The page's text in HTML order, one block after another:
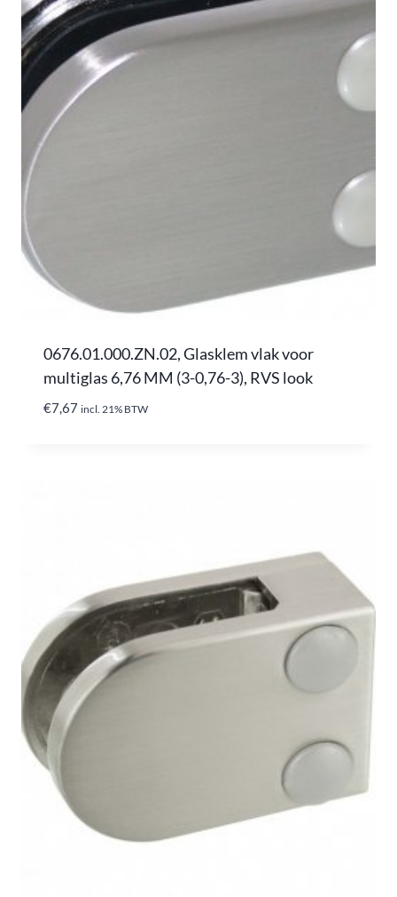
0676.01.000.ZN.02, Glasklem vlak voor
multiglas 6,76 MM (3-0,76-3), RVS look
€7,67 incl. 21% BTW